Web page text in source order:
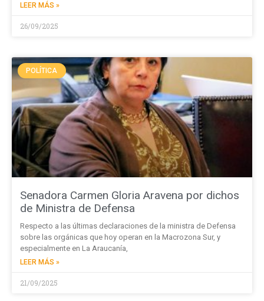
LEER MÁS »
26/09/2025
POLÍTICA
Senadora Carmen Gloria Aravena por dichos
de Ministra de Defensa
Respecto a las últimas declaraciones de la ministra de Defensa
sobre las orgánicas que hoy operan en la Macrozona Sur, y
especialmente en La Araucanía,
LEER MÁS »
21/09/2025